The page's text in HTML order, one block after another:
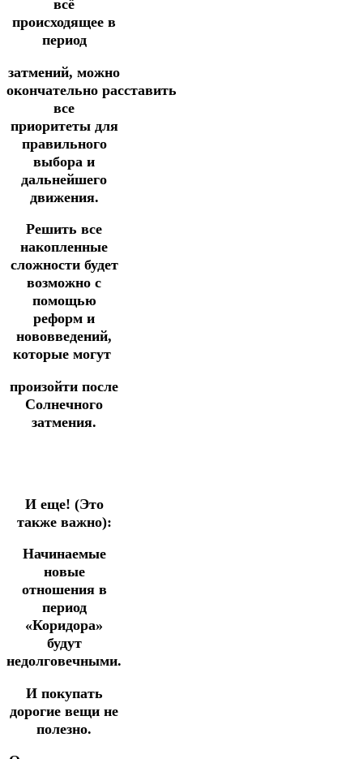
всё
происходящее в
период
затмений, можно
окончательно расставить
все
приоритеты для
правильного
выбора и
дальнейшего
движения.
Решить все
накопленные
сложности будет
возможно с
помощью
реформ и
нововведений,
которые могут
произойти после
Солнечного
затмения.
И еще! (Это
также важно):
Начинаемые
новые
отношения в
период
«Коридора»
будут
недолговечными.
И покупать
дорогие вещи не
полезно.